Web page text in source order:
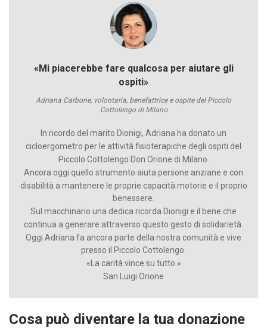
«Mi piacerebbe fare qualcosa per aiutare gli
ospiti»
Adriana Carbone, volontaria, benefattrice e ospite del Piccolo
Cottolengo di Milano
In ricordo del marito Dionigi, Adriana ha donato un
cicloergometro per le attività fisioterapiche degli ospiti del
Piccolo Cottolengo Don Orione di Milano.
Ancora oggi quello strumento aiuta persone anziane e con
disabilità a mantenere le proprie capacità motorie e il proprio
benessere.
Sul macchinario una dedica ricorda Dionigi e il bene che
continua a generare attraverso questo gesto di solidarietà.
Oggi Adriana fa ancora parte della nostra comunità e vive
presso il Piccolo Cottolengo.
«La carità vince su tutto.»
San Luigi Orione
Cosa può diventare la tua donazione